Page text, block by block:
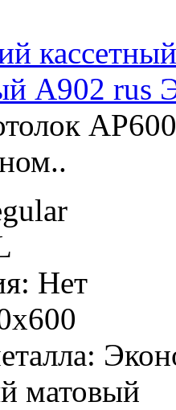
А902 rus
Нет
матовый